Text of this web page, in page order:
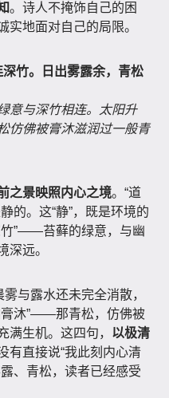
。诗人不掩饰自己的困
实地面对自己的局限。
竹。日出雾露余，青松
意与深竹相连。太阳升
仿佛被膏沐滋润过一般青
之景映照内心之境。“道
的。这“静”，既是环境的
竹”——苔藓的绿意，与幽
深远。
与露水还未完全消散，
膏沐”——那青松，仿佛被
满生机。这四句， 以极清
有直接说“我此刻内心清
、青松，读者已经感受